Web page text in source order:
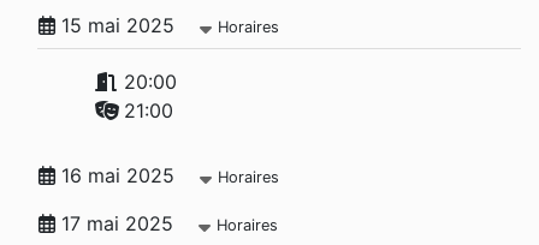
15 mai 2025 Horaires
20:00
21:00
16 mai 2025 Horaires
17 mai 2025 Horaires